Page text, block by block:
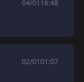
04/01 16:48
02/0101:07